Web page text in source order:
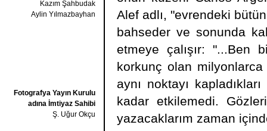
Kazım Şahbudak
Aylin Yılmazbayhan
Fotografya Yayın Kurulu
adına İmtiyaz Sahibi
Ş. Uğur Okçu
Alef adlı, "evrendeki
bahseder ve sonunda
etmeye çalışır:
korkunç olan
aynı noktayı
kadar etkilemedi.
yazacaklarım zaman